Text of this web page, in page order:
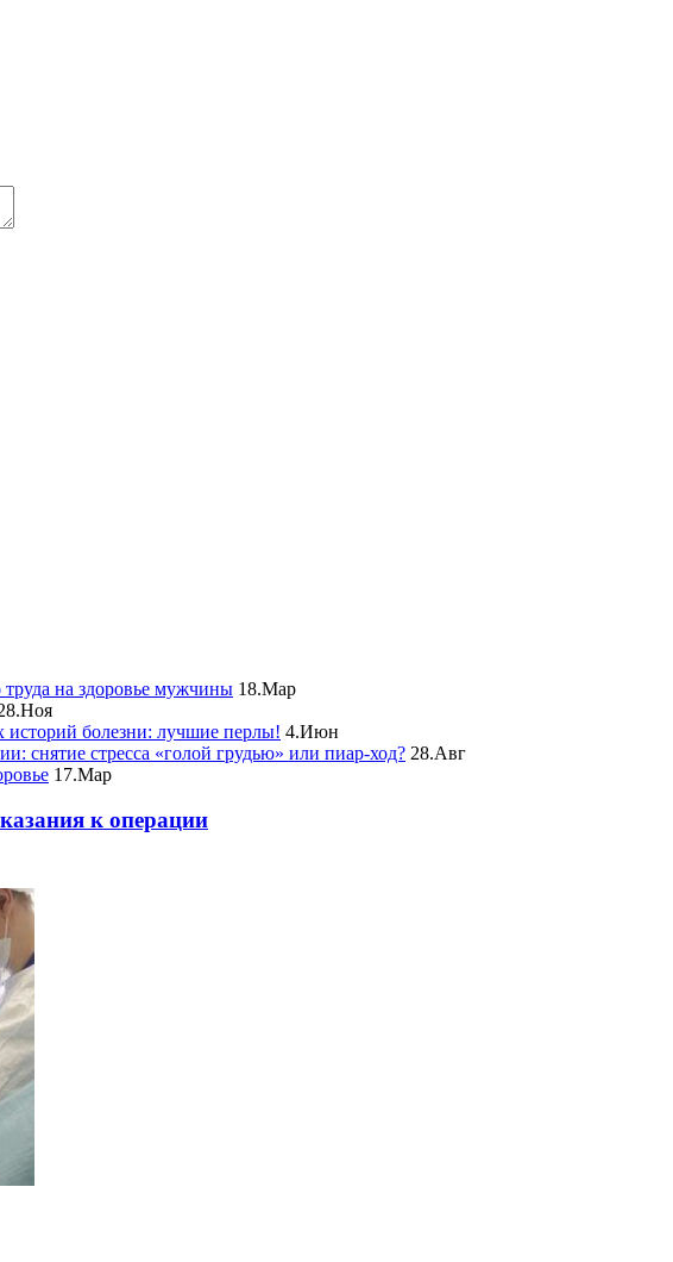
на здоровье мужчины 18.Мар
историй болезни: лучшие перлы! 4.Июн
снятие стресса «голой грудью» или пиар-ход? 28.Авг
17.Мар
к операции